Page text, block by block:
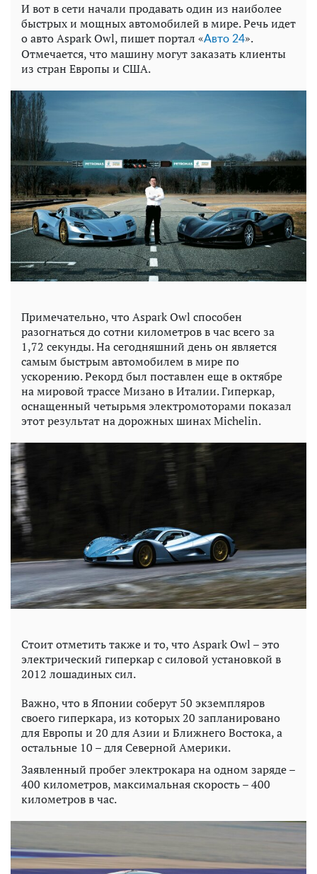
И вот в сети начали продавать один из наиболее
быстрых и мощных автомобилей в мире. Речь идет
о авто Aspark Owl, пишет портал «Авто 24».
Отмечается, что машину могут заказать клиенты
из стран Европы и США.
Примечательно, что Aspark Owl способен
разогнаться до сотни километров в час всего за
1,72 секунды. На сегодняшний день он является
самым быстрым автомобилем в мире по
ускорению. Рекорд был поставлен еще в октябре
на мировой трассе Мизано в Италии. Гиперкар,
оснащенный четырьмя электромоторами показал
этот результат на дорожных шинах Michelin.
Стоит отметить также и то, что Aspark Owl – это
электрический гиперкар с силовой установкой в
2012 лошадиных сил.
Важно, что в Японии соберут 50 экземпляров
своего гиперкара, из которых 20 запланировано
для Европы и 20 для Азии и Ближнего Востока, а
остальные 10 – для Северной Америки.
Заявленный пробег электрокара на одном заряде –
400 километров, максимальная скорость – 400
километров в час.